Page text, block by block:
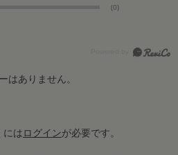
(0)
はありません。
にはログインが必要です。